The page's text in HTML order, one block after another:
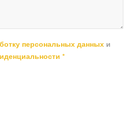
персональных данных и
*